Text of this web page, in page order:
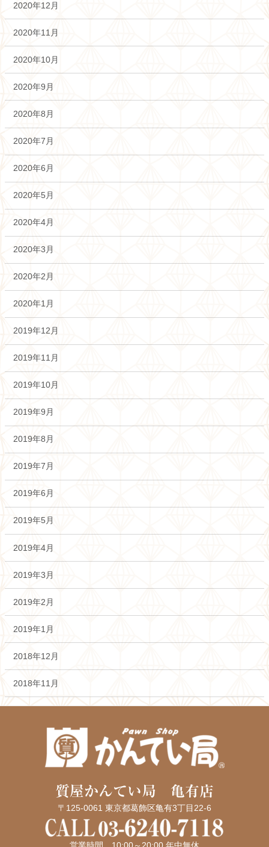
2020年12月
2020年11月
2020年10月
2020年9月
2020年8月
2020年7月
2020年6月
2020年5月
2020年4月
2020年3月
2020年2月
2020年1月
2019年12月
2019年11月
2019年10月
2019年9月
2019年8月
2019年7月
2019年6月
2019年5月
2019年4月
2019年3月
2019年2月
2019年1月
2018年12月
2018年11月
質屋かんてい局 亀有店
〒125-0061 東京都葛飾区亀有3丁目22-6
営業時間 10:00～20:00 年中無休